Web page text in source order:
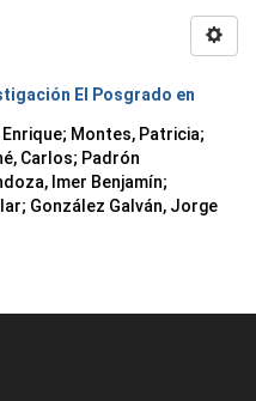
El Posgrado en
; Montes, Patricia;
Carlos; Padrón
Imer Benjamín;
; González Galván, Jorge